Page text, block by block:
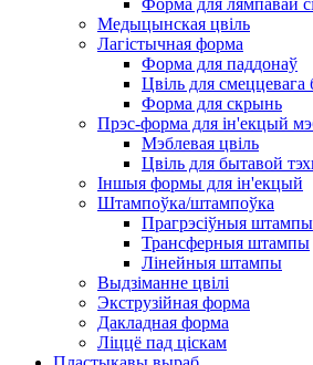
Медыцынская цвіль
Лагістычная форма
Форма для паддонаў
Цвіль для смеццевага
Форма для скрынь
Прэс-форма для ін'екцый
Мэблевая цвіль
Цвіль для бытавой
Іншыя формы для ін'екцый
Штампоўка/штампоўка
Прагрэсіўныя штампы
Трансферныя штампы
Лінейныя штампы
Выдзіманне цвілі
Экструзійная форма
Дакладная форма
Ліццё пад ціскам